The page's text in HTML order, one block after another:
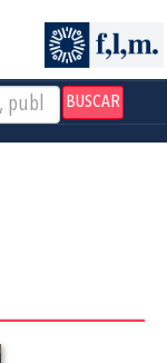
BUSCAR